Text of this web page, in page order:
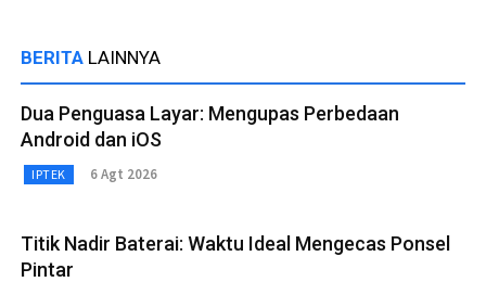
BERITA LAINNYA
Dua Penguasa Layar: Mengupas Perbedaan
Android dan iOS
IPTEK 6 Agt 2026
Titik Nadir Baterai: Waktu Ideal Mengecas Ponsel
Pintar